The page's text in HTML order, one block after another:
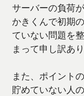
サーバーの負荷
かきくんで初期
ていない問題を
まって申し訳あ
また、ポイント
貯めていない人